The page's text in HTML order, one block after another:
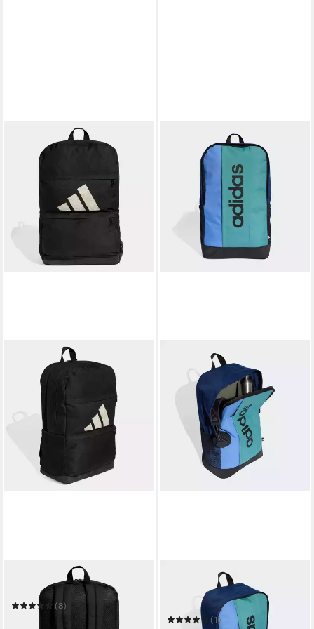
ADIDAS PERFORMANCE
Rucksack MOTION
(8)
28,99 €
ADIDAS PERFORMANCE
Rucksack LINEAR
COLOURBLOCKING
(1)